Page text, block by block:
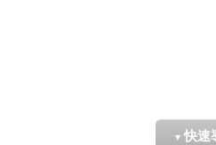
▼ 快速